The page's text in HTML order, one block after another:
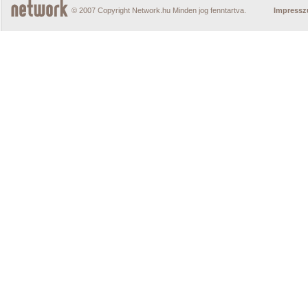
© 2007 Copyright Network.hu Minden jog fenntartva.